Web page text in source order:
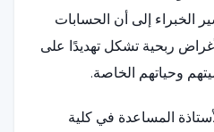
الخبراء إلى أن الحسابات
لأغراض ربحية تشكل تهديدًا على
وحياتهم الخاصة.
المساعدة في كلية